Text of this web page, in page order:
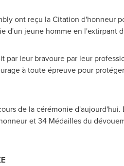
ont reçu la Citation d'honneur
d'un jeune homme en l'extirpant
par leur bravoure par leur
à toute épreuve pour
de la cérémonie d'aujourd'hui.
et 34 Médailles du